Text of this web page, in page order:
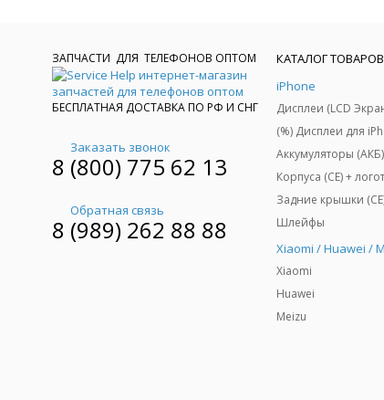
ЗАПЧАСТИ ДЛЯ ТЕЛЕФОНОВ ОПТОМ
БЕСПЛАТНАЯ ДОСТАВКА ПО РФ И СНГ
Заказать звонок
8 (800) 775 62 13
Обратная связь
8 (989) 262 88 88
КАТАЛОГ ТОВАРОВ
iPhone
Дисплеи (LCD
Аккумуляторы (АКБ)
Корпуса (CE) +
Шлейфы
Xiaomi / Huawei /
Xiaomi
Huawei
Meizu